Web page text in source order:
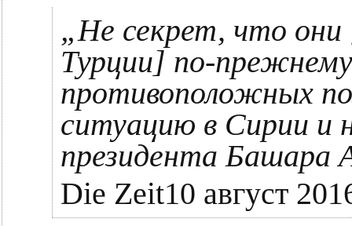
„Не секрет, что
Турции] по-
противоположных
ситуацию в Сирии и
президента Башара
Die Zeit10 август